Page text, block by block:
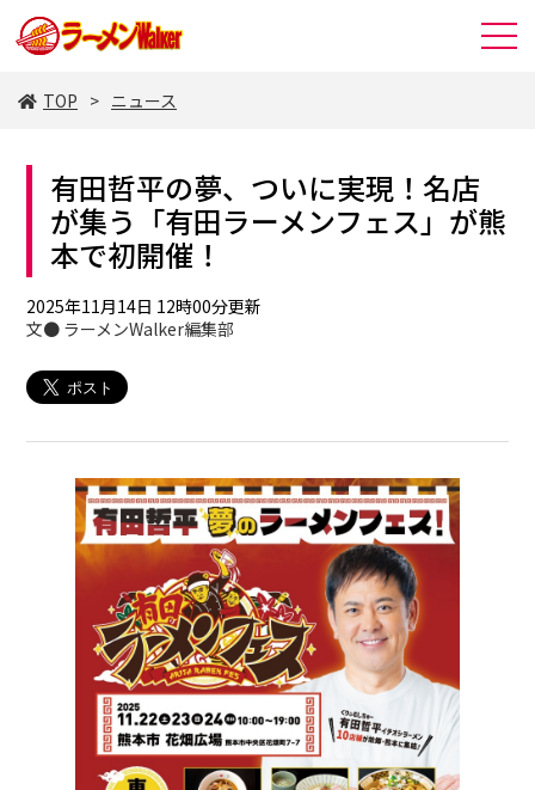
TOP ニュース
有田哲平の夢、ついに実現！名店
が集う「有田ラーメンフェス」が熊
本で初開催！
2025年11月14日 12時00分更新
文● ラーメンWalker編集部